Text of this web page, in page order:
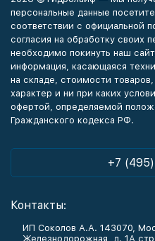
персональные данные
соответствии с официальной
согласия на обработку своих
необходимо покинуть наш
информация, касающаяся
на складе, стоимости
характер и ни при каких
офертой, определяемой
Гражданского кодекса РФ.
+7
Контакты:
ИП Соколов А.А. 143070,
Железнодорожная, д. 1А